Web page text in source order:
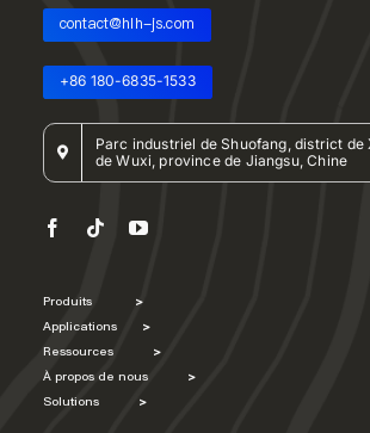
contact@hlh-js.com
+86 180-6835-1533
Parc industriel de Shuofang, district de
de Wuxi, province de Jiangsu, Chine
Produits >
Applications >
Ressources >
À propos de nous >
Solutions >